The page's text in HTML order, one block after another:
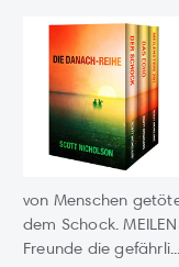
von Menschen
dem Schock.
Freunde die gefährli...